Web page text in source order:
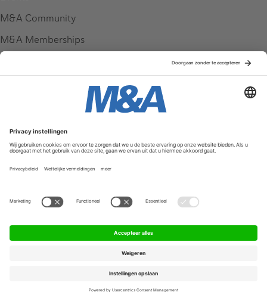
M&A Community
M&A Memberships
Service & Contact
Contact
FAQ
Werken bij ons
Algemene Voorwaarden